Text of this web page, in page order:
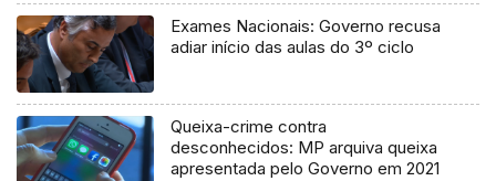
Exames Nacionais: Governo recusa
adiar início das aulas do 3º ciclo
Queixa-crime contra
desconhecidos: MP arquiva queixa
apresentada pelo Governo em 2021